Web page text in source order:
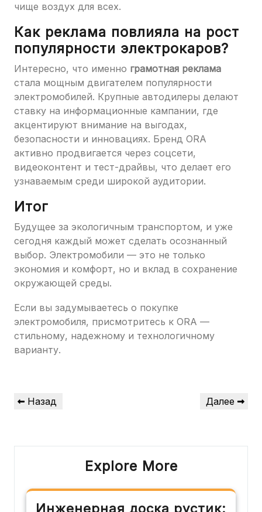
чище воздух для всех.
Как реклама повлияла на рост
популярности электрокаров?
Интересно, что именно грамотная реклама
стала мощным двигателем популярности
электромобилей. Крупные автодилеры делают
ставку на информационные кампании, где
акцентируют внимание на выгодах,
безопасности и инновациях. Бренд ORA
активно продвигается через соцсети,
видеоконтент и тест-драйвы, что делает его
узнаваемым среди широкой аудитории.
Итог
Будущее за экологичным транспортом, и уже
сегодня каждый может сделать осознанный
выбор. Электромобили — это не только
экономия и комфорт, но и вклад в сохранение
окружающей среды.
Если вы задумываетесь о покупке
электромобиля, присмотритесь к ORA —
стильному, надежному и технологичному
варианту.
Навигация
по
Предыдущая
Назад
Следующая
Далее
Explore More
Инженерная доска рустик: